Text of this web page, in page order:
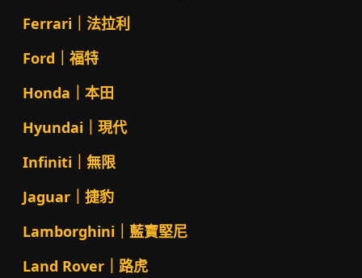
Ferrari｜法拉利
Ford｜福特
Honda｜本田
Hyundai｜現代
Infiniti｜無限
Jaguar｜捷豹
Lamborghini｜藍寶堅尼
Land Rover｜路虎